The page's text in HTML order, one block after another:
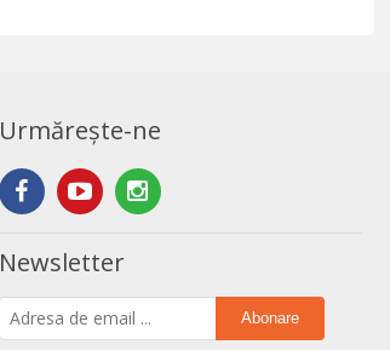
Urmărește-ne
Newsletter
Abonare